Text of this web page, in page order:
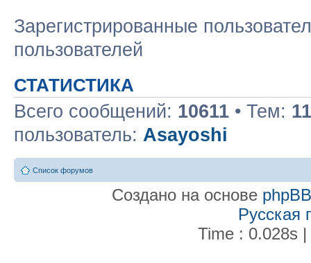
Зарегистрированные
пользователей
СТАТИСТИКА
Всего сообщений: 10611 • Тем:
пользователь: Asayoshi
Список форумов
Создано на основе phpBB
Русская
Time : 0.028s